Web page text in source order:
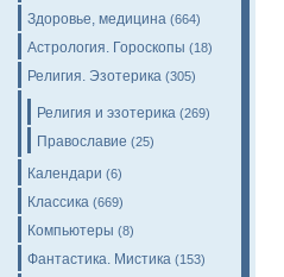
Здоровье, медицина (664)
Астрология. Гороскопы (18)
Религия. Эзотерика (305)
Религия и эзотерика (269)
Православие (25)
Календари (6)
Классика (669)
Компьютеры (8)
Фантастика. Мистика (153)